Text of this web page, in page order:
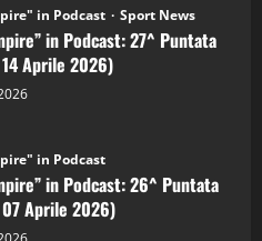
in Podcast Sport News
in Podcast: 27^ Puntata
Aprile 2026)
in Podcast
in Podcast: 26^ Puntata
Aprile 2026)